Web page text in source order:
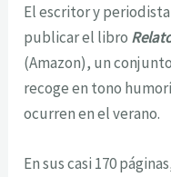
El escritor y periodista
publicar el libro
(Amazon), un
recoge en tono
ocurren en el verano.
En sus casi 170